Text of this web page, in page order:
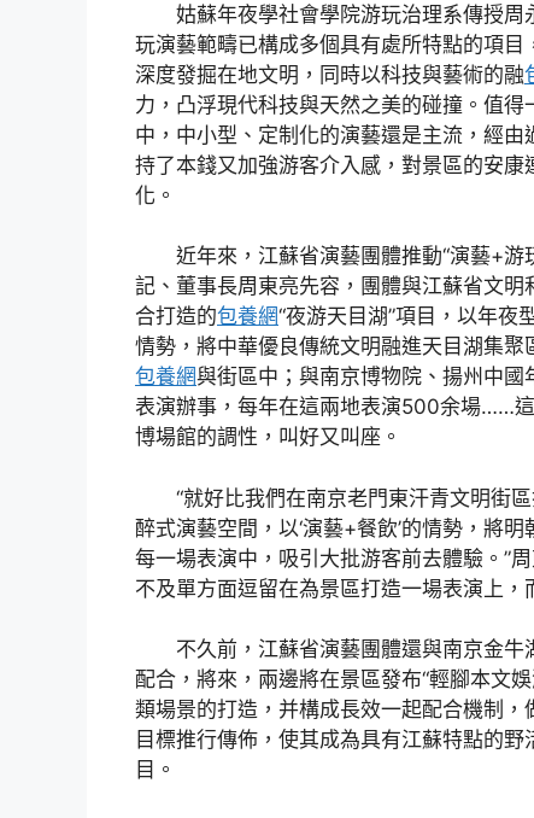
姑蘇年夜學社會學院游玩治理系傳授周
玩演藝範疇已構成多個具有處所特點的項目
深度發掘在地文明，同時以科技與藝術的融
力，凸浮現代科技與天然之美的碰撞。值得
中，中小型、定制化的演藝還是主流，經
持了本錢又加強游客介入感，對景區的安康
化。
近年來，江蘇省演藝團體推動“演藝+游
記、董事長周東亮先容，團體與江蘇省文明
合打造的包養網“夜游天目湖”項目，以年夜
情勢，將中華優良傳統文明融進天目湖集聚
包養網與街區中；與南京博物院、揚州中國
表演辦事，每年在這兩地表演500余場……
博場館的調性，叫好又叫座。
“就好比我們在南京老門東汗青文明街區
醉式演藝空間，以‘演藝+餐飲’的情勢，將明
每一場表演中，吸引大批游客前去體驗。”
不及單方面逗留在為景區打造一場表演上，
不久前，江蘇省演藝團體還與南京金
配合，將來，兩邊將在景區發布“輕腳本文
類場景的打造，并構成長效一起配合機制，
目標推行傳佈，使其成為具有江蘇特點的野
目。